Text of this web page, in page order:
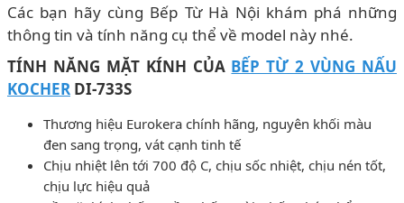
Các bạn hãy cùng Bếp Từ Hà Nội khám phá những
thông tin và tính năng cụ thể về model này nhé.
TÍNH NĂNG MẶT KÍNH CỦA BẾP TỪ 2 VÙNG NẤU
KOCHER DI-733S
Thương hiệu Eurokera chính hãng, nguyên khối màu
đen sang trọng, vát cạnh tinh tế
Chịu nhiệt lên tới 700 độ C, chịu sốc nhiệt, chịu nén tốt,
chịu lực hiệu quả